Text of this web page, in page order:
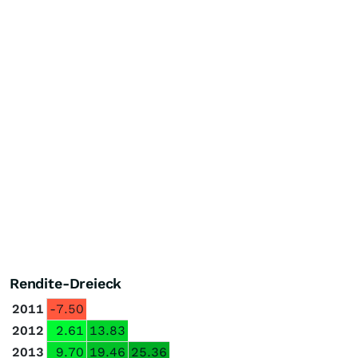
Rendite-Dreieck
2011 -7.50
2012
2.61 13.83
2013
9.70 19.46 25.36